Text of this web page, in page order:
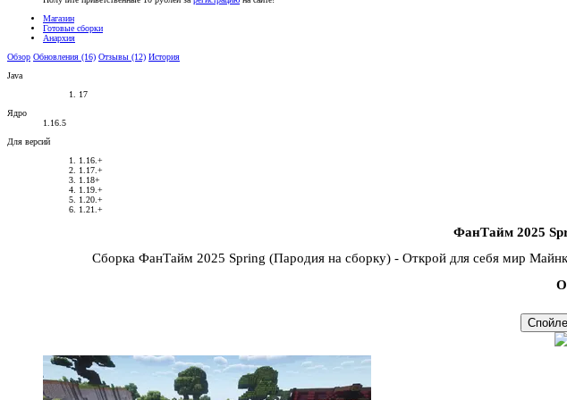
Магазин
Готовые сборки
Анархия
Обзор Обновления (16) Отзывы (12) История
Java
17
Ядро
1.16.5
Для версий
1.16.+
1.17.+
1.18+
1.19.+
1.20.+
1.21.+
ФанТайм 2025 S
Сборка ФанТайм 2025 Spring (Пародия на сборку) - Открой для себя мир